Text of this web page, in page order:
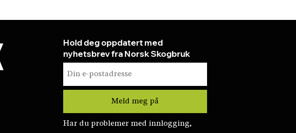
Hold deg oppdatert med
nyhetsbrev fra Norsk Skogbruk
Har du problemer med innlogging,